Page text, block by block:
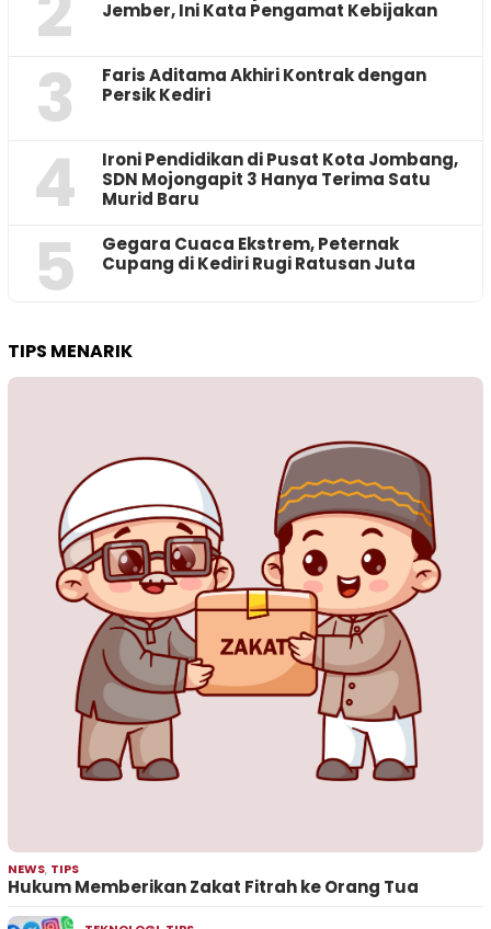
Jember, Ini Kata Pengamat Kebijakan ‎
3
Faris Aditama Akhiri Kontrak dengan
Persik Kediri
4
Ironi Pendidikan di Pusat Kota Jombang,
SDN Mojongapit 3 Hanya Terima Satu
Murid Baru
5
‎Gegara Cuaca Ekstrem, Peternak
Cupang di Kediri Rugi Ratusan Juta
TIPS MENARIK
NEWS, TIPS
Hukum Memberikan Zakat Fitrah ke Orang Tua